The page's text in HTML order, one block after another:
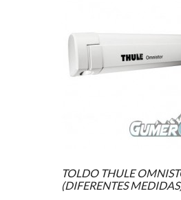
TOLDO THULE
(DIFERENTES